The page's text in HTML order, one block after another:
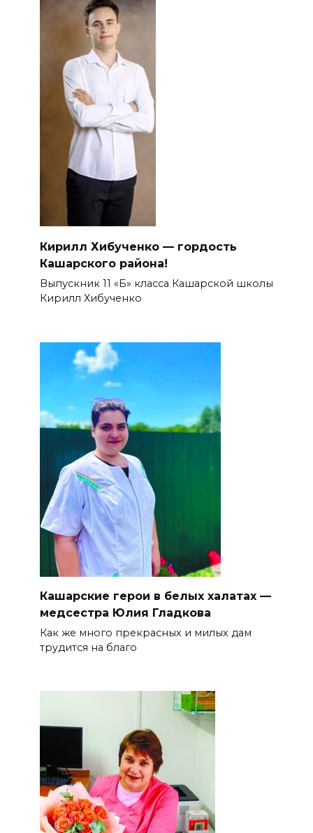
Кирилл Хибученко — гордость
Кашарского района!
Выпускник 11 «Б» класса Кашарской школы
Кирилл Хибученко
Кашарские герои в белых халатах —
медсестра Юлия Гладкова
Как же много прекрасных и милых дам
трудится на благо